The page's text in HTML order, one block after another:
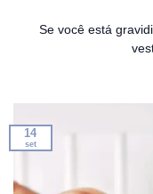
Se você está
14
set